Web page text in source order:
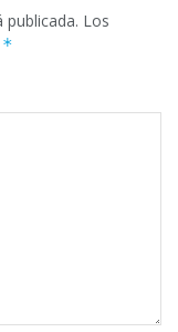
Los
*